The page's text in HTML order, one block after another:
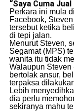
“Saya Cuma
Perkara ini mula
Facebook,
tersebut ketika
di tepi jalan.
Menurut Steven,
Segamat (MPS)
wanita itu tidak
Walaupun
bertolak ansur,
terpaksa
Lebih
dia perlu
sekiranya mahu